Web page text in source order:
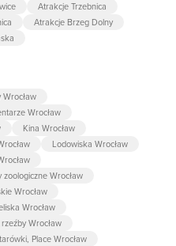
Atrakcje Trzebnica
Atrakcje Brzeg Dolny
Wrocław
Kina Wrocław
Lodowiska Wrocław
zoologiczne Wrocław
Wrocław
Wrocław
Wrocław
Place Wrocław